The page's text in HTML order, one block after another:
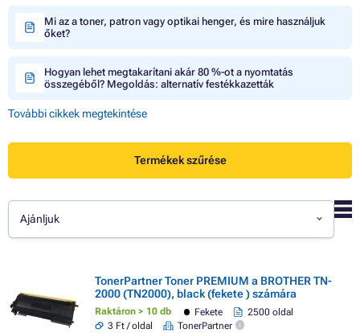
Mi az a toner, patron vagy optikai henger, és mire használjuk
őket?
Hogyan lehet megtakarítani akár 80 %-ot a nyomtatás
összegéből? Megoldás: alternatív festékkazetták
További cikkek megtekintése
Termékek szűrése
Ajánljuk
TonerPartner Toner PREMIUM a BROTHER TN-
2000 (TN2000), black (fekete ) számára
Raktáron > 10 db Fekete
2500 oldal
3 Ft / oldal
TonerPartner